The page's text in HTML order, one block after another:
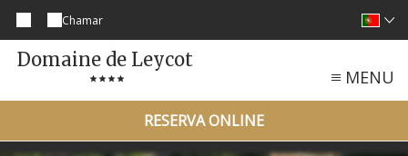
Chamar
Domaine de Leycot
MENU
RESERVA ONLINE